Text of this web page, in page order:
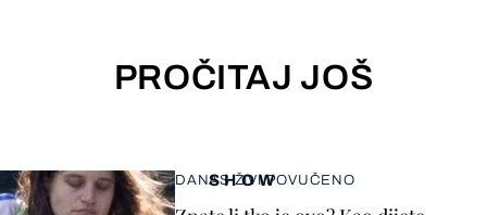
PROČITAJ JOŠ
SHOW
DANAS ŽIVI POVUČENO